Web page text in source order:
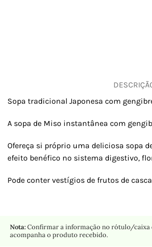
Sopa tradicional Japonesa com
A sopa de Miso instantânea com
Ofereça si próprio uma deliciosa sopa
efeito benéfico no sistema digestivo,
Pode conter vestígios de frutos de
Nota:Confirmar a informação no rótulo/caixa
acompanha o produto recebido.